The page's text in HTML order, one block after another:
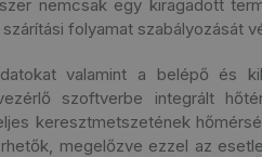
nemcsak egy kiragadott
folyamat szabályozását
valamint a belépő és
szoftverbe integrált
keresztmetszetének
megelőzve ezzel az